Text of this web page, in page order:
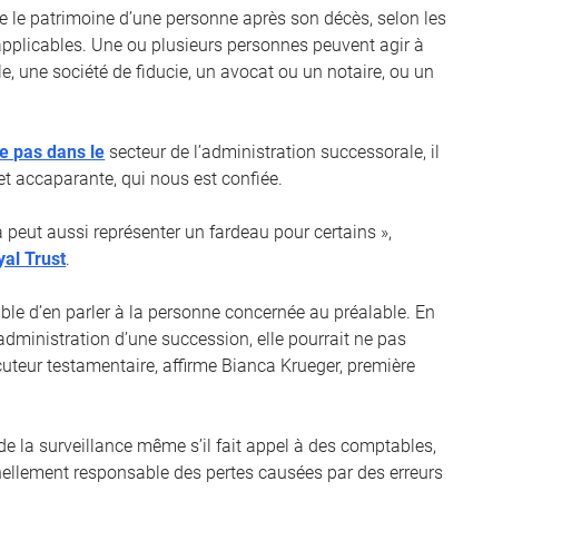
patrimoine d’une personne après son décès, selon les
Une ou plusieurs personnes peuvent agir à
une société de fiducie, un avocat ou un notaire, ou un
pas dans le secteur de l’administration successorale, il
accaparante, qui nous est confiée.
peut aussi représenter un fardeau pour certains »,
Trust.
d’en parler à la personne concernée au préalable. En
d’une succession, elle pourrait ne pas
testamentaire, affirme Bianca Krueger, première
la surveillance même s’il fait appel à des comptables,
responsable des pertes causées par des erreurs